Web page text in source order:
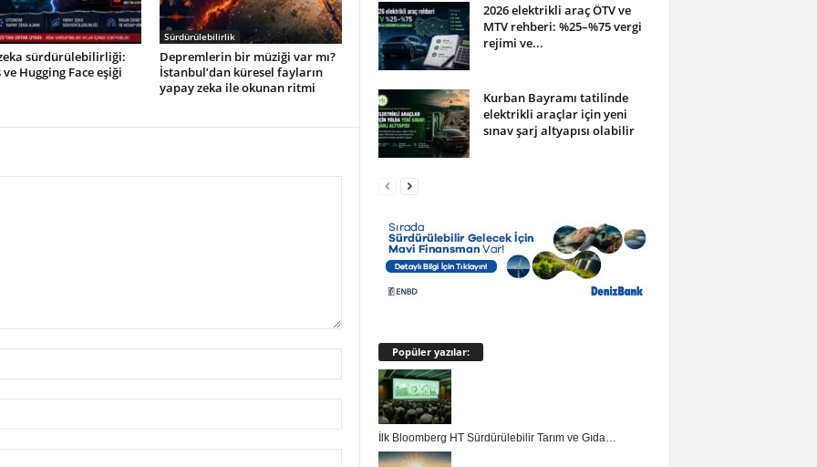
sürdürülebilirliği:
Hugging Face eşiği
Sürdürülebilirlik
Depremlerin bir müziği var mı?
İstanbul’dan küresel fayların
yapay zeka ile okunan ritmi
2026 elektrikli araç ÖTV ve
MTV rehberi: %25–%75 vergi
rejimi ve...
Kurban Bayramı tatilinde
elektrikli araçlar için yeni
sınav şarj altyapısı olabilir
Popüler yazılar:
İlk Bloomberg HT Sürdürülebilir Tarım ve Gıda…